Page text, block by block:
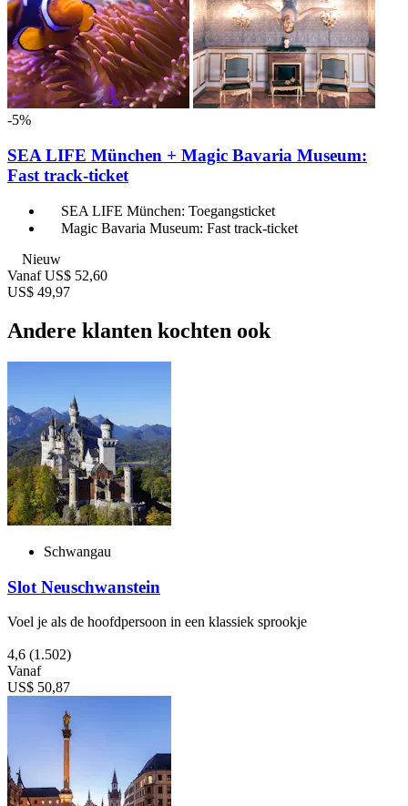
-5%
SEA LIFE München + Magic Bavaria Museum:
Fast track-ticket
SEA LIFE München: Toegangsticket
Magic Bavaria Museum: Fast track-ticket
Nieuw
Vanaf US$ 52,60
US$ 49,97
Andere klanten kochten ook
Schwangau
Slot Neuschwanstein
Voel je als de hoofdpersoon in een klassiek sprookje
4,6 (1.502)
Vanaf
US$ 50,87